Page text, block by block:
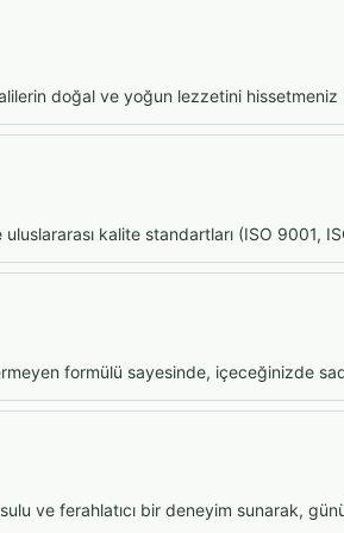
doğal ve yoğun lezzetini hissetmeniz
uluslararası kalite standartları (ISO
formülü sayesinde, içeceğinizde
ve ferahlatıcı bir deneyim sunarak,